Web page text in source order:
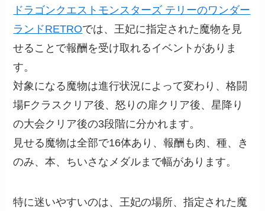
ドラゴンクエストモンスターズ テリーのワンダー
ランドRETROでは、王妃に指定された魔物を見
せることで報酬を受け取れるイベントがありま
す。
対象になる魔物は進行状況によって変わり、格闘
場Fクラスクリア後、怒りの扉クリア後、星降り
の大会クリア後の3段階に分かれます。
見せる魔物は全部で16体あり、報酬も肉、種、き
のみ、本、ちいさなメダルまで幅があります。
特に迷いやすいのは、王妃の場所、指定された魔